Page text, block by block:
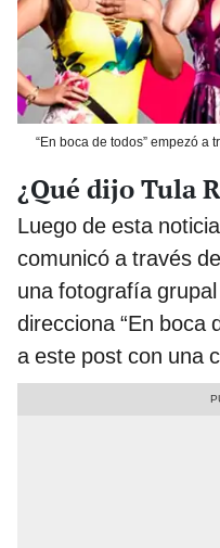
“En boca de todos” empezó a
¿Qué dijo Tula
Luego de esta
comunicó a través
una fotografía
direcciona “En boca
a este post con una